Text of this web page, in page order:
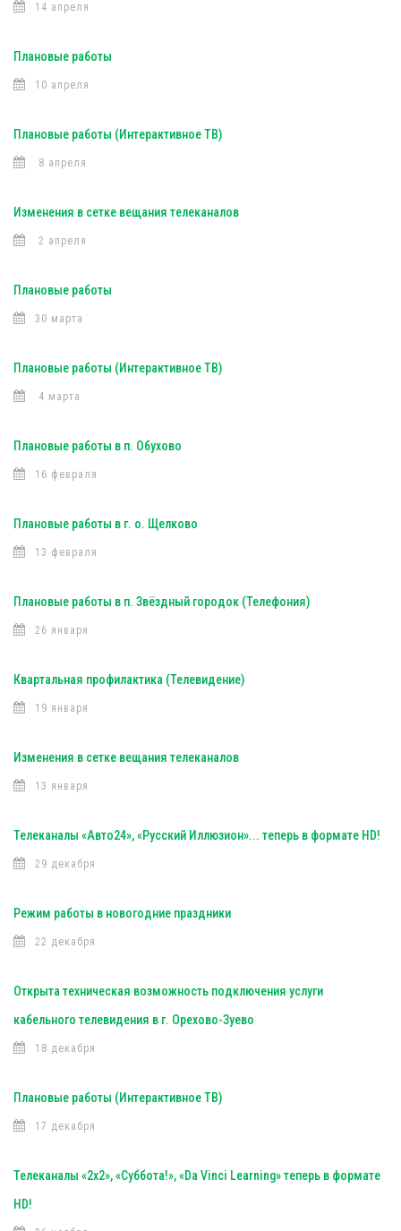
14 апреля
Плановые работы
10 апреля
Плановые работы (Интерактивное ТВ)
8 апреля
Изменения в сетке вещания телеканалов
2 апреля
Плановые работы
30 марта
Плановые работы (Интерактивное ТВ)
4 марта
Плановые работы в п. Обухово
16 февраля
Плановые работы в г. о. Щелково
13 февраля
Плановые работы в п. Звёздный городок (Телефония)
26 января
Квартальная профилактика (Телевидение)
19 января
Изменения в сетке вещания телеканалов
13 января
Телеканалы «Авто24», «Русский Иллюзион»... теперь в формате HD!
29 декабря
Режим работы в новогодние праздники
22 декабря
Открыта техническая возможность подключения услуги
кабельного телевидения в г. Орехово-Зуево
18 декабря
Плановые работы (Интерактивное ТВ)
17 декабря
Телеканалы «2х2», «Суббота!», «Da Vinci Learning» теперь в формате
HD!